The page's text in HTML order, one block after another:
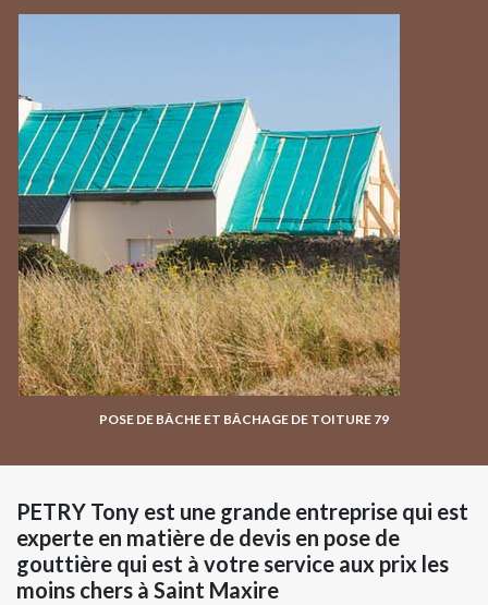
POSE DE BÂCHE ET BÂCHAGE DE TOITURE 79
PETRY Tony est une grande entreprise qui est
experte en matière de devis en pose de
gouttière qui est à votre service aux prix les
moins chers à Saint Maxire